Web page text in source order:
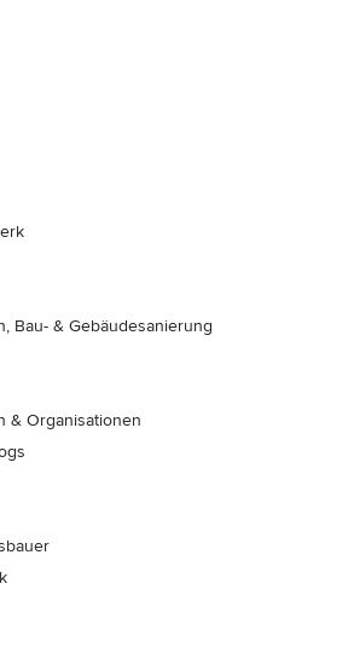
Bau- & Gebäudesanierung
& Organisationen